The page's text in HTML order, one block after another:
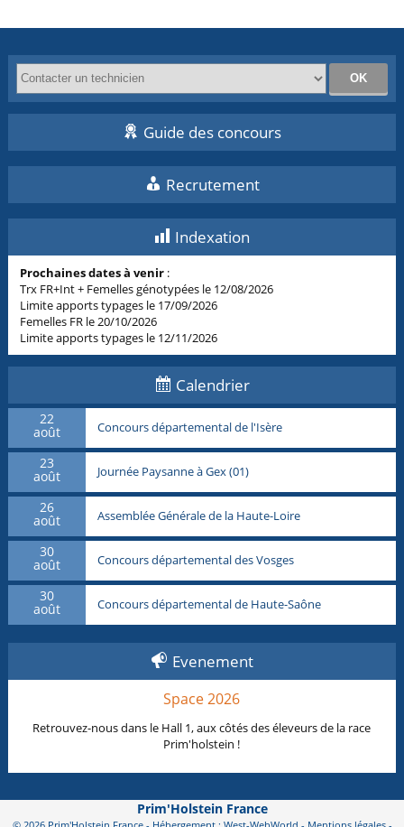
Guide des concours
Recrutement
Indexation
Prochaines dates à venir :
Trx FR+Int + Femelles génotypées le 12/08/2026
Limite apports typages le 17/09/2026
Femelles FR le 20/10/2026
Limite apports typages le 12/11/2026
Calendrier
22
août Concours départemental de l'Isère
23
août Journée Paysanne à Gex (01)
26
août Assemblée Générale de la Haute-Loire
30
août Concours départemental des Vosges
30
août Concours départemental de Haute-Saône
Evenement
Space 2026
Retrouvez-nous dans le Hall 1, aux côtés des éleveurs de la race
Prim'holstein !
Prim'Holstein France